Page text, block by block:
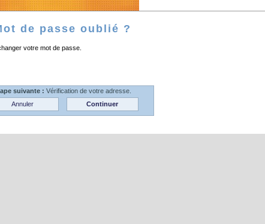
de passe oublié ?
votre mot de passe.
suivante : Vérification de votre adresse.